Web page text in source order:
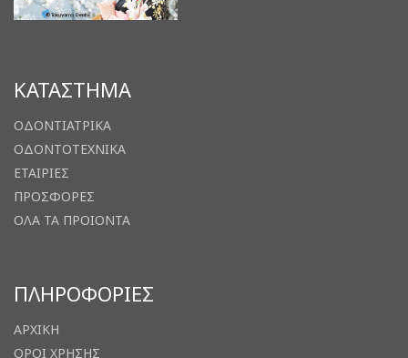
ΚΑΤΑΣΤΗΜΑ
ΟΔΟΝΤΙΑΤΡΙΚΑ
ΟΔΟΝΤΟΤΕΧΝΙΚΑ
ΕΤΑΙΡΙΕΣ
ΠΡΟΣΦΟΡΕΣ
ΟΛΑ ΤΑ ΠΡΟΙΟΝΤΑ
ΠΛΗΡΟΦΟΡΙΕΣ
ΑΡΧΙΚΗ
ΟΡΟΙ ΧΡΗΣΗΣ